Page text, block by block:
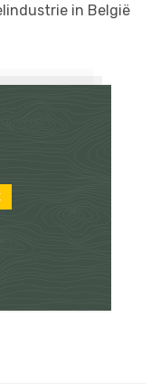
in België